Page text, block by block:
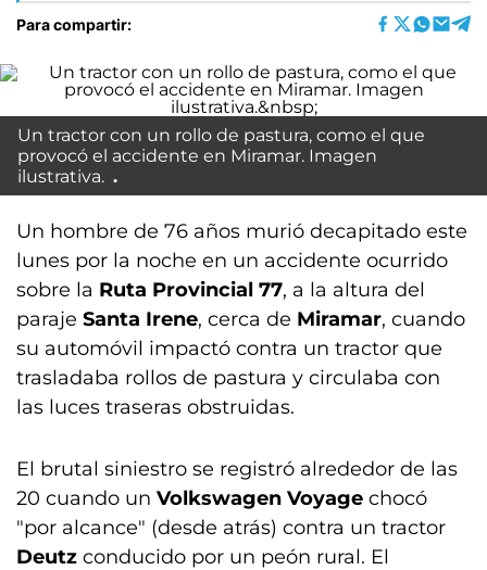
Para compartir:
Un tractor con un rollo de pastura, como el que
provocó el accidente en Miramar. Imagen
ilustrativa.
Un hombre de 76 años murió decapitado este
lunes por la noche en un accidente ocurrido
sobre la Ruta Provincial 77, a la altura del
paraje Santa Irene, cerca de Miramar, cuando
su automóvil impactó contra un tractor que
trasladaba rollos de pastura y circulaba con
las luces traseras obstruidas.
El brutal siniestro se registró alrededor de las
20 cuando un Volkswagen Voyage chocó
"por alcance" (desde atrás) contra un tractor
Deutz conducido por un peón rural. El